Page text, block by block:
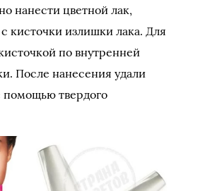
нанести цветной лак,
кисточки излишки лака. Для
по внутренней
После нанесения удали
помощью твердого